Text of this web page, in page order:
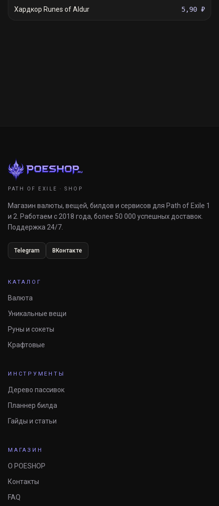
Хардкор Runes of Aldur 5,90 ₽
PATH OF EXILE · SHOP
Магазин валюты, вещей, билдов и сервисов для Path of Exile 1
и 2. Работаем с 2018 года, более 50 000 успешных доставок.
Поддержка 24/7.
Telegram ВКонтакте
КАТАЛОГ
Валюта
Уникальные вещи
Руны и сокеты
Крафтовые
ИНСТРУМЕНТЫ
Дерево пассивок
Планнер билда
Гайды и статьи
МАГАЗИН
О POESHOP
Контакты
FAQ